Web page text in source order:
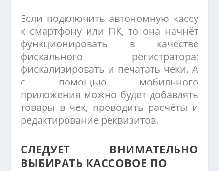
Если подключить автономную кассу
к смартфону или ПК, то она начнёт
функционировать в качестве
фискального регистратора:
фискализировать и печатать чеки. А
с помощью мобильного
приложения можно будет добавлять
товары в чек, проводить расчёты и
редактирование реквизитов.
СЛЕДУЕТ ВНИМАТЕЛЬНО
ВЫБИРАТЬ КАССОВОЕ ПО